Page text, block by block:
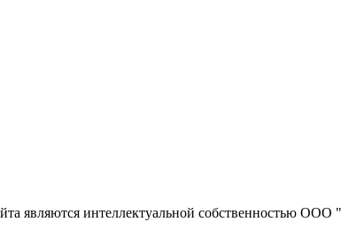
являются интеллектуальной собственностью